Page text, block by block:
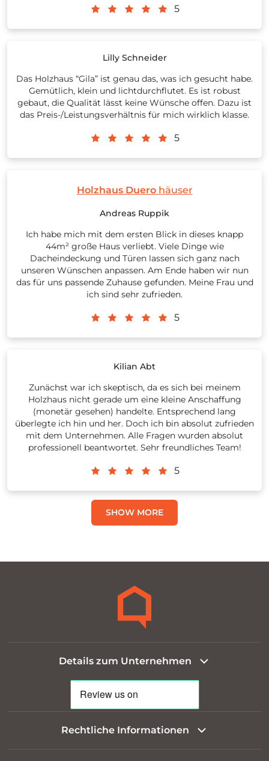
5
Lilly Schneider
Das Holzhaus “Gila” ist genau das, was ich gesucht habe.
Gemütlich, klein und lichtdurchflutet. Es ist robust
gebaut, die Qualität lässt keine Wünsche offen. Dazu ist
das Preis-/Leistungsverhältnis für mich wirklich klasse.
5
Holzhaus Duerohäuser
Andreas Ruppik
Ich habe mich mit dem ersten Blick in dieses knapp
44m² große Haus verliebt. Viele Dinge wie
Dacheindeckung und Türen lassen sich ganz nach
unseren Wünschen anpassen. Am Ende haben wir nun
das für uns passende Zuhause gefunden. Meine Frau und
ich sind sehr zufrieden.
5
Kilian Abt
Zunächst war ich skeptisch, da es sich bei meinem
Holzhaus nicht gerade um eine kleine Anschaffung
(monetär gesehen) handelte. Entsprechend lang
überlegte ich hin und her. Doch ich bin absolut zufrieden
mit dem Unternehmen. Alle Fragen wurden absolut
professionell beantwortet. Sehr freundliches Team!
5
SHOW MORE
Details zum Unternehmen
Rechtliche Informationen